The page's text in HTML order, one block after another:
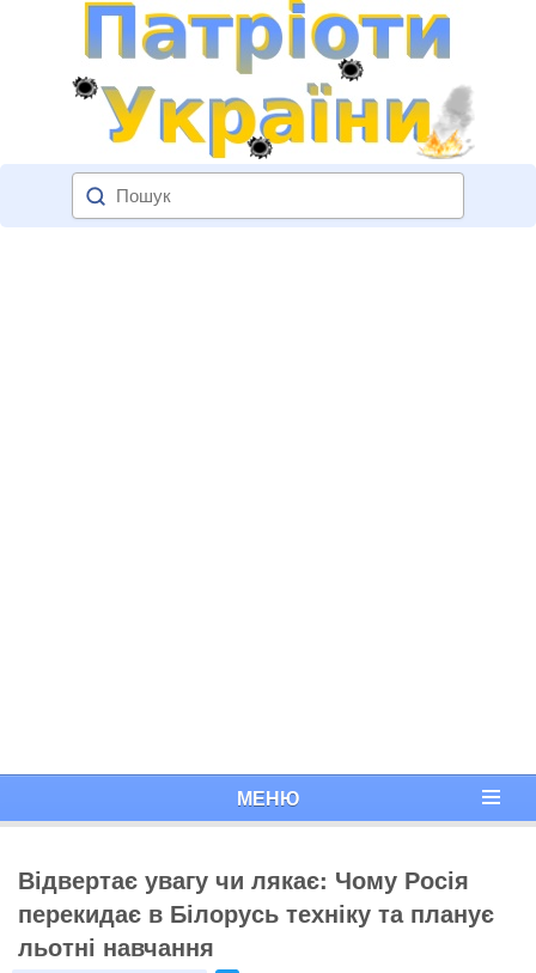
МЕНЮ
Відвертає увагу чи лякає: Чому Росія
перекидає в Білорусь техніку та планує
льотні навчання